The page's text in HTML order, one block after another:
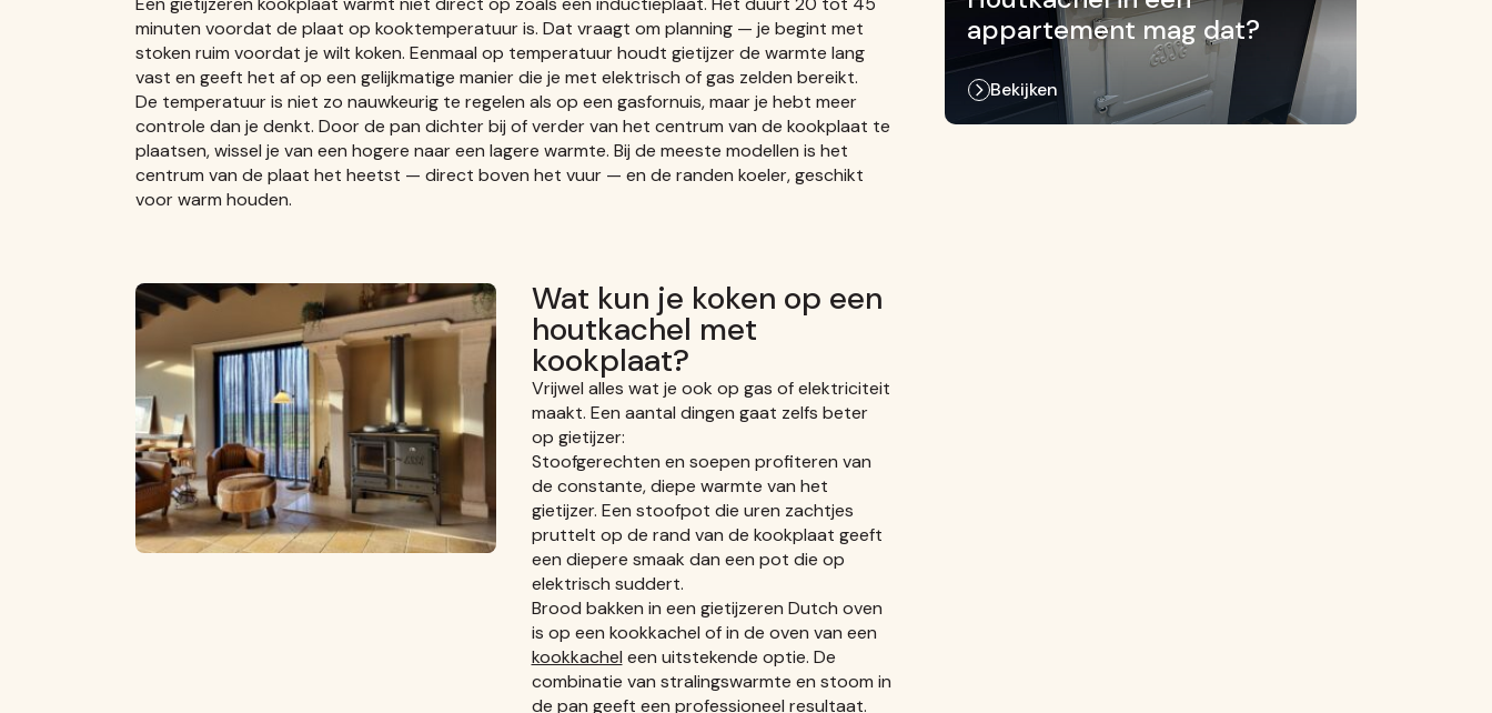
minuten voordat de plaat op kooktemperatuur is. Dat vraagt om planning — je begint met
stoken ruim voordat je wilt koken. Eenmaal op temperatuur houdt gietijzer de warmte lang
vast en geeft het af op een gelijkmatige manier die je met elektrisch of gas zelden bereikt.
De temperatuur is niet zo nauwkeurig te regelen als op een gasfornuis, maar je hebt meer
controle dan je denkt. Door de pan dichter bij of verder van het centrum van de kookplaat te
plaatsen, wissel je van een hogere naar een lagere warmte. Bij de meeste modellen is het
centrum van de plaat het heetst — direct boven het vuur — en de randen koeler, geschikt
voor warm houden.
Wat kun je koken op een
houtkachel met
kookplaat?
Vrijwel alles wat je ook op gas of elektriciteit
maakt. Een aantal dingen gaat zelfs beter
op gietijzer:
Stoofgerechten en soepen profiteren van
de constante, diepe warmte van het
gietijzer. Een stoofpot die uren zachtjes
pruttelt op de rand van de kookplaat geeft
een diepere smaak dan een pot die op
elektrisch suddert.
Brood bakken in een gietijzeren Dutch oven
is op een kookkachel of in de oven van een
kookkachel een uitstekende optie. De
combinatie van stralingswarmte en stoom in
de pan geeft een professioneel resultaat.
appartement mag dat?
Bekijken